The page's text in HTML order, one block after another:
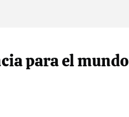
para el mundo